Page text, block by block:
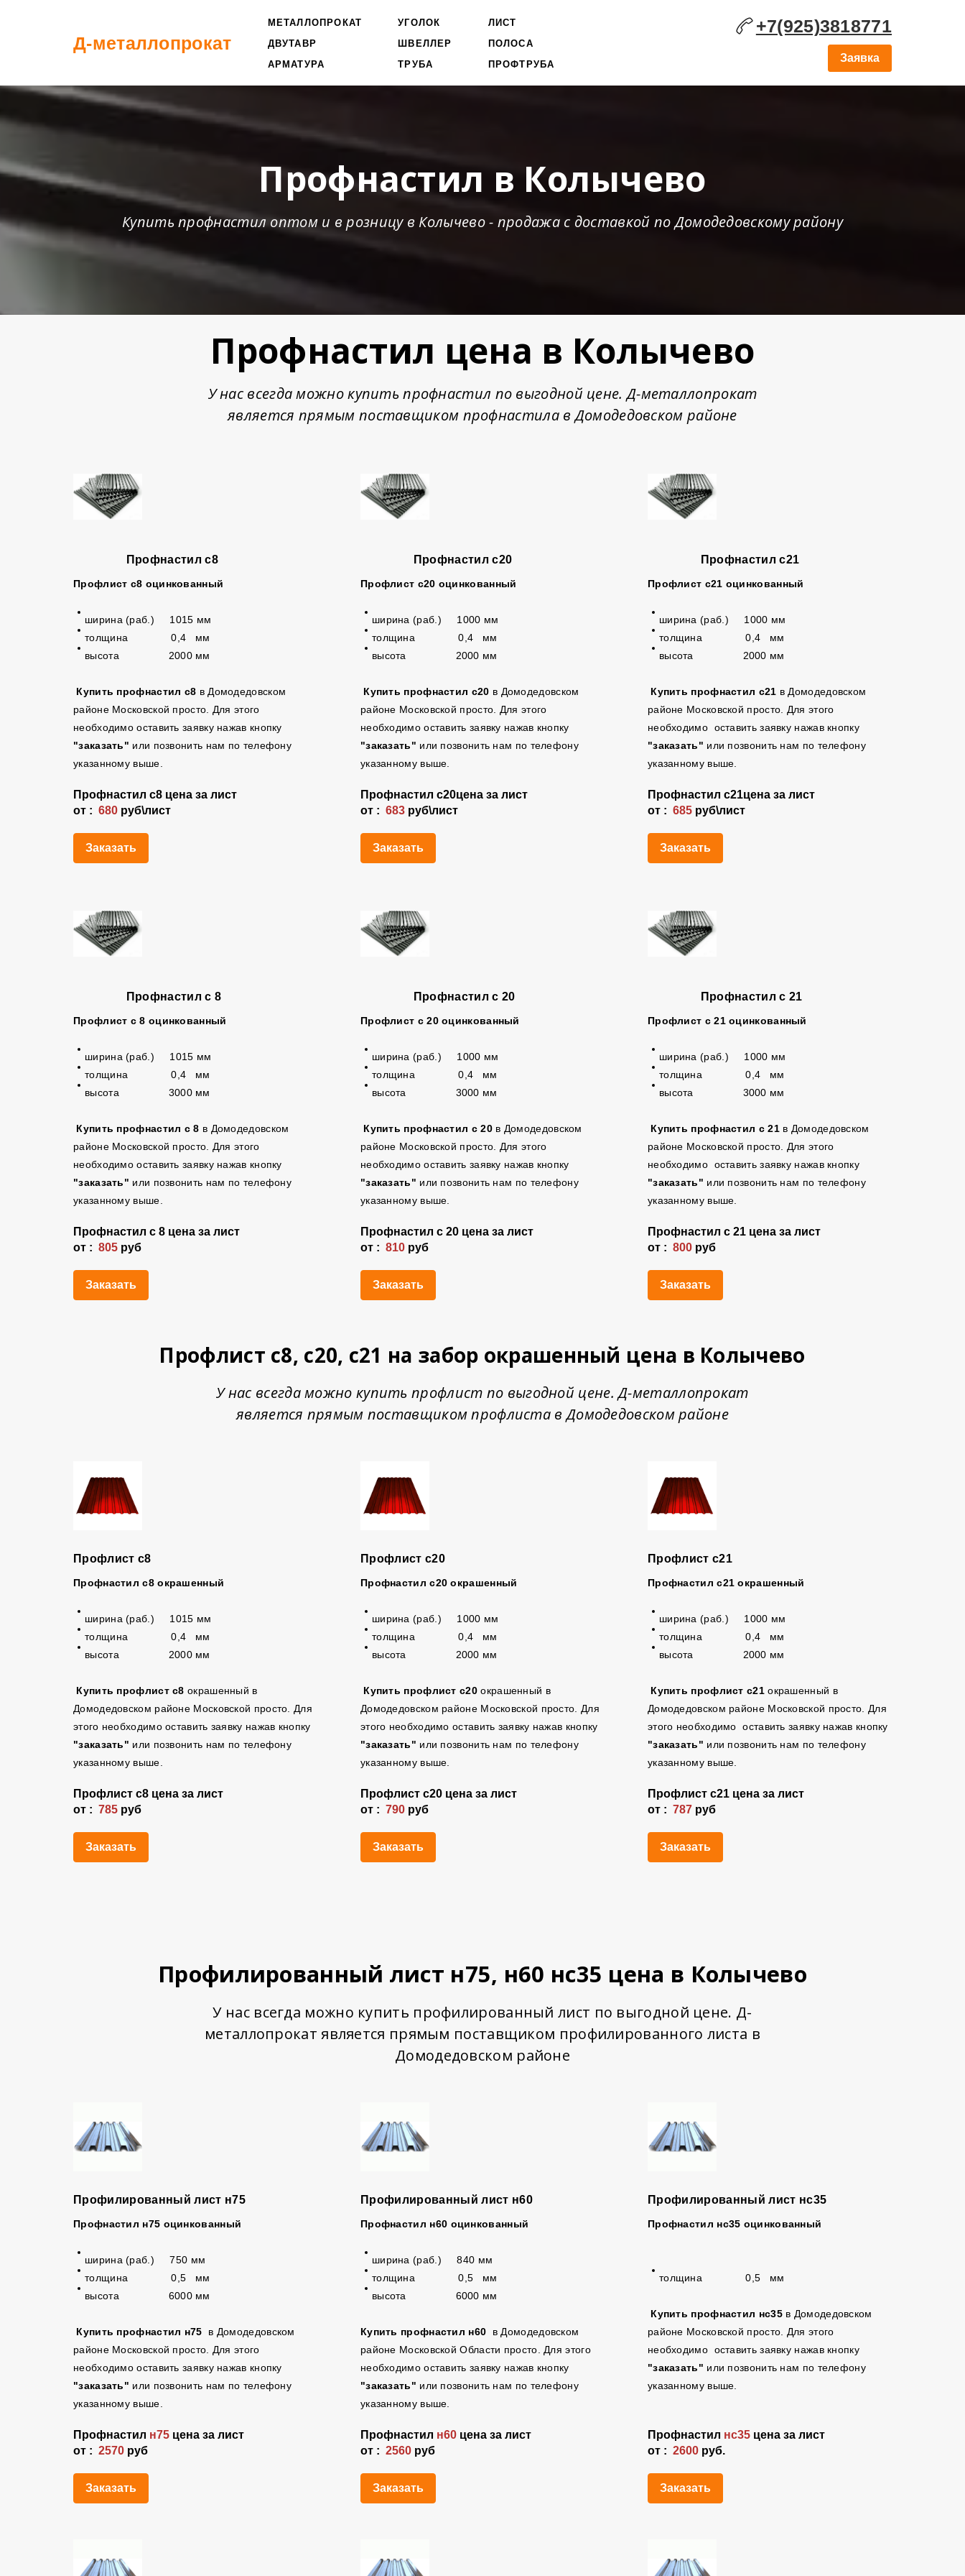
Д-металлопрокат
МЕТАЛЛОПРОКАТ
ДВУТАВР
АРМАТУРА
УГОЛОК
ШВЕЛЛЕР
ТРУБА
ЛИСТ
ПОЛОСА
ПРОФТРУБА
+7(925)3818771
Заявка
Профнастил в Колычево
Купить профнастил оптом и в розницу в Колычево - продажа с доставкой по Домодедовскому району
Профнастил цена в Колычево
У нас всегда можно купить профнастил по выгодной цене. Д-металлопрокат
является прямым поставщиком профнастила в Домодедовском районе
Профнастил с8
Профлист с8 оцинкованный
ширина (раб.) 1015 мм
толщина 0,4 мм
высота 2000 мм
Купить профнастил с8 в Домодедовском
районе Московской просто. Для этого
необходимо оставить заявку нажав кнопку
"заказать" или позвонить нам по телефону
указанному выше.
Профнастил с8 цена за лист
от : 680 руб\лист
Заказать
Профнастил с20
Профлист с20 оцинкованный
ширина (раб.) 1000 мм
толщина 0,4 мм
высота 2000 мм
Купить профнастил с20 в Домодедовском
районе Московской просто. Для этого
необходимо оставить заявку нажав кнопку
"заказать" или позвонить нам по телефону
указанному выше.
Профнастил с20цена за лист
от : 683руб\лист
Заказать
Профнастил с21
Профлист с21 оцинкованный
ширина (раб.) 1000 мм
толщина 0,4 мм
высота 2000 мм
Купить профнастил с21 в Домодедовском
районе Московской просто. Для этого
необходимо оставить заявку нажав кнопку
"заказать" или позвонить нам по телефону
указанному выше.
Профнастил с21цена за лист
от : 685руб\лист
Заказать
Профнастил с 8
Профлист с 8 оцинкованный
ширина (раб.) 1015 мм
толщина 0,4 мм
высота 3000 мм
Купить профнастил с 8 в Домодедовском
районе Московской просто. Для этого
необходимо оставить заявку нажав кнопку
"заказать" или позвонить нам по телефону
указанному выше.
Профнастил с 8 цена за лист
от : 805 руб
Заказать
Профнастил с 20
Профлист с 20 оцинкованный
ширина (раб.) 1000 мм
толщина 0,4 мм
высота 3000 мм
Купить профнастил с 20в Домодедовском
районе Московской просто. Для этого
необходимо оставить заявку нажав кнопку
"заказать" или позвонить нам по телефону
указанному выше.
Профнастил с 20 цена за лист
от : 810руб
Заказать
Профнастил с 21
Профлист с 21 оцинкованный
ширина (раб.) 1000 мм
толщина 0,4 мм
высота 3000 мм
Купить профнастил с 21 в Домодедовском
районе Московской просто. Для этого
необходимо оставить заявку нажав кнопку
"заказать" или позвонить нам по телефону
указанному выше.
Профнастил с 21 цена за лист
от : 800руб
Заказать
Профлист с8, с20, с21 на забор окрашенный цена в Колычево
У нас всегда можно купить профлист по выгодной цене. Д-металлопрокат
является прямым поставщиком профлиста в Домодедовском районе
Профлист с8
Профнастил с8 окрашенный
ширина (раб.) 1015 мм
толщина 0,4 мм
высота 2000 мм
Купить профлист с8окрашенный в
Домодедовском районе Московской просто. Для
этого необходимо оставить заявку нажав кнопку
"заказать" или позвонить нам по телефону
указанному выше.
Профлист с8 цена за лист
от : 785 руб
Заказать
Профлист с20
Профнастил с20 окрашенный
ширина (раб.) 1000 мм
толщина 0,4 мм
высота 2000 мм
Купить профлист с20 окрашенный в
Домодедовском районе Московской просто. Для
этого необходимо оставить заявку нажав кнопку
"заказать" или позвонить нам по телефону
указанному выше.
Профлист с20 цена за лист
от : 790руб
Заказать
Профлист с21
Профнастил с21 окрашенный
ширина (раб.) 1000 мм
толщина 0,4 мм
высота 2000 мм
Купить профлист с21окрашенный в
Домодедовском районе Московской просто. Для
этого необходимо оставить заявку нажав кнопку
"заказать" или позвонить нам по телефону
указанному выше.
Профлист с21 цена за лист
от : 787руб
Заказать
Профилированный лист н75, н60 нс35 цена в Колычево
У нас всегда можно купить профилированный лист по выгодной цене. Д-
металлопрокат является прямым поставщиком профилированного листа в
Домодедовском районе
Профилированный лист н75
Профнастил н75 оцинкованный
ширина (раб.) 750 мм
толщина 0,5 мм
высота 6000 мм
Купить профнастил н75
в Домодедовском
районе Московской просто. Для этого
необходимо оставить заявку нажав кнопку
"заказать" или позвонить нам по телефону
указанному выше.
Профнастил н75 цена за лист
от : 2570 руб
Заказать
Профилированный лист н60
Профнастил н60 оцинкованный
ширина (раб.) 840 мм
толщина 0,5 мм
высота 6000 мм
Купить профнастил н60 в Домодедовском
районе Московской Области просто. Для этого
необходимо оставить заявку нажав кнопку
"заказать" или позвонить нам по телефону
указанному выше.
Профнастил н60цена за лист
от : 2560руб
Заказать
Профилированный лист нс35
Профнастил нс35 оцинкованный
толщина 0,5 мм
Купить профнастил нс35 в Домодедовском
районе Московской просто. Для этого
необходимо оставить заявку нажав кнопку
"заказать" или позвонить нам по телефону
указанному выше.
Профнастил нс35 цена за лист
от : 2600руб.
Заказать